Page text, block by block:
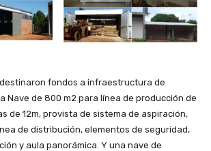
fondos a infraestructura de
Nave de 800 m2 para línea de producción de
de 12m, provista de sistema de aspiración,
de distribución, elementos de seguridad,
y aula panorámica. Y una nave de